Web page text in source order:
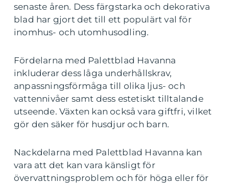
senaste åren. Dess färgstarka och dekorativa
blad har gjort det till ett populärt val för
inomhus- och utomhusodling.
Fördelarna med Palettblad Havanna
inkluderar dess låga underhållskrav,
anpassningsförmåga till olika ljus- och
vattennivåer samt dess estetiskt tilltalande
utseende. Växten kan också vara giftfri, vilket
gör den säker för husdjur och barn.
Nackdelarna med Palettblad Havanna kan
vara att det kan vara känsligt för
övervattningsproblem och för höga eller för